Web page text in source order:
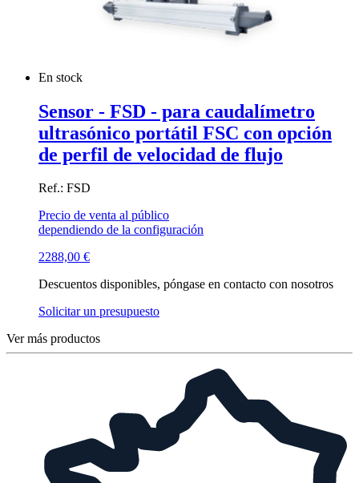
En stock
Sensor - FSD - para caudalímetro
ultrasónico portátil FSC con opción
de perfil de velocidad de flujo
Ref.: FSD
Precio de venta al público
dependiendo de la configuración
2288,00 €
Descuentos disponibles, póngase en contacto con nosotros
Solicitar un presupuesto
Ver más productos